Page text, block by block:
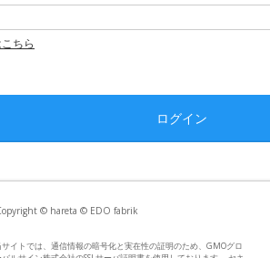
ちら
© hareta © EDO fabrik
サイトでは、通信情報の暗号化と実在性の証明のため、GMOグロ